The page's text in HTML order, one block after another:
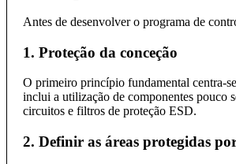
Antes de desenvolver o programa de
1. Proteção da conceção
O primeiro princípio fundamental centra-
inclui a utilização de componentes pouco
circuitos e filtros de proteção ESD.
2. Definir as áreas protegidas